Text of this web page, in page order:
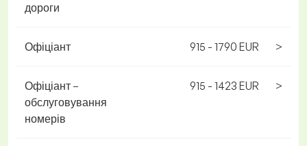
дороги
Офіціант 915 - 1790 EUR >
Офіціант –
обслуговування
номерів
915 - 1423 EUR >